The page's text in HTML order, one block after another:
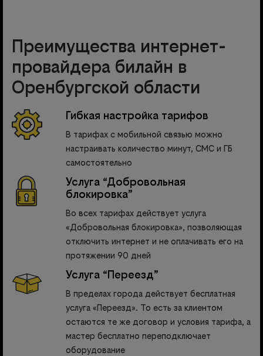
Преимущества интернет-
провайдера билайн в
Оренбургской области
Гибкая настройка тарифов
В тарифах с мобильной связью можно
настраивать количество минут, СМС и ГБ
самостоятельно
Услуга “Добровольная
блокировка”
Во всех тарифах действует услуга
«Добровольная блокировка», позволяющая
отключить интернет и не оплачивать его на
протяжении 90 дней
Услуга “Переезд”
В пределах города действует бесплатная
услуга «Переезд». То есть за клиентом
остаются те же договор и условия тарифа, а
мастер бесплатно переподключает
оборудование